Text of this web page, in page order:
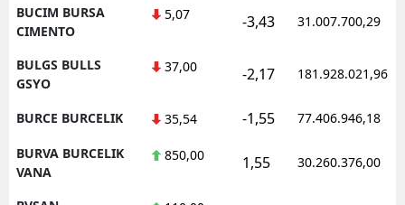
BUCIM BURSA
CIMENTO
5,07 -3,43 31.007.700,29
BULGS BULLS
GSYO
37,00 -2,17 181.928.021,96
BURCE BURCELIK 35,54 -1,55 77.406.946,18
BURVA BURCELIK
VANA
850,00 1,55 30.260.376,00